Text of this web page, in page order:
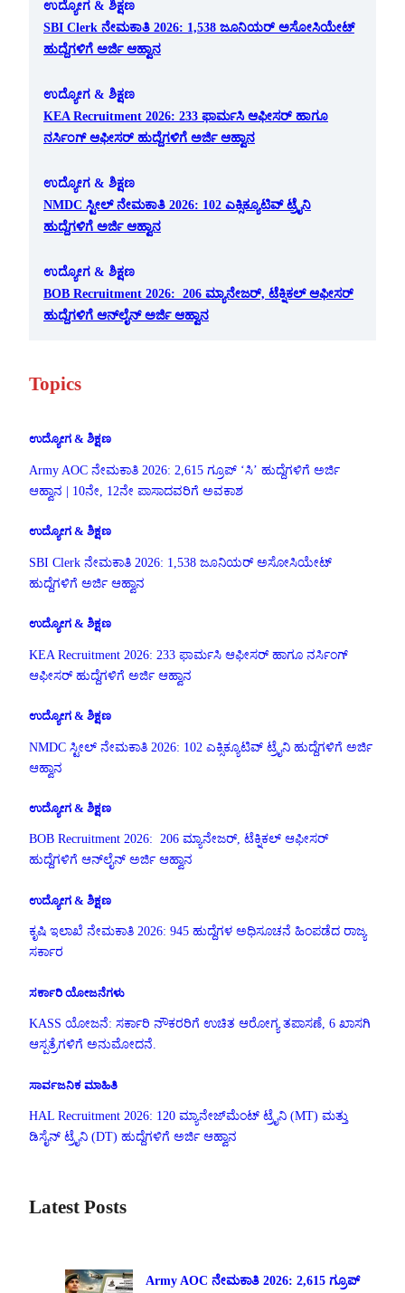
ಉದ್ಯೋಗ & ಶಿಕ್ಷಣ
SBI Clerk ನೇಮಕಾತಿ 2026: 1,538 ಜೂನಿಯರ್ ಅಸೋಸಿಯೇಟ್
ಹುದ್ದೆಗಳಿಗೆ ಅರ್ಜಿ ಆಹ್ವಾನ
ಉದ್ಯೋಗ & ಶಿಕ್ಷಣ
KEA Recruitment 2026: 233 ಫಾರ್ಮಸಿ ಆಫೀಸರ್ ಹಾಗೂ
ನರ್ಸಿಂಗ್ ಆಫೀಸರ್ ಹುದ್ದೆಗಳಿಗೆ ಅರ್ಜಿ ಆಹ್ವಾನ
ಉದ್ಯೋಗ & ಶಿಕ್ಷಣ
NMDC ಸ್ಟೀಲ್ ನೇಮಕಾತಿ 2026: 102 ಎಕ್ಸಿಕ್ಯೂಟಿವ್ ಟ್ರೈನಿ
ಹುದ್ದೆಗಳಿಗೆ ಅರ್ಜಿ ಆಹ್ವಾನ
ಉದ್ಯೋಗ & ಶಿಕ್ಷಣ
BOB Recruitment 2026: 206 ಮ್ಯಾನೇಜರ್, ಟೆಕ್ನಿಕಲ್ ಆಫೀಸರ್
ಹುದ್ದೆಗಳಿಗೆ ಆನ್‌ಲೈನ್ ಅರ್ಜಿ ಆಹ್ವಾನ
Topics
ಉದ್ಯೋಗ & ಶಿಕ್ಷಣ
Army AOC ನೇಮಕಾತಿ 2026: 2,615 ಗ್ರೂಪ್ ‘ಸಿ’ ಹುದ್ದೆಗಳಿಗೆ ಅರ್ಜಿ
ಆಹ್ವಾನ | 10ನೇ, 12ನೇ ಪಾಸಾದವರಿಗೆ ಅವಕಾಶ
ಉದ್ಯೋಗ & ಶಿಕ್ಷಣ
SBI Clerk ನೇಮಕಾತಿ 2026: 1,538 ಜೂನಿಯರ್ ಅಸೋಸಿಯೇಟ್
ಹುದ್ದೆಗಳಿಗೆ ಅರ್ಜಿ ಆಹ್ವಾನ
ಉದ್ಯೋಗ & ಶಿಕ್ಷಣ
KEA Recruitment 2026: 233 ಫಾರ್ಮಸಿ ಆಫೀಸರ್ ಹಾಗೂ ನರ್ಸಿಂಗ್
ಆಫೀಸರ್ ಹುದ್ದೆಗಳಿಗೆ ಅರ್ಜಿ ಆಹ್ವಾನ
ಉದ್ಯೋಗ & ಶಿಕ್ಷಣ
NMDC ಸ್ಟೀಲ್ ನೇಮಕಾತಿ 2026: 102 ಎಕ್ಸಿಕ್ಯೂಟಿವ್ ಟ್ರೈನಿ ಹುದ್ದೆಗಳಿಗೆ ಅರ್ಜಿ
ಆಹ್ವಾನ
ಉದ್ಯೋಗ & ಶಿಕ್ಷಣ
BOB Recruitment 2026: 206 ಮ್ಯಾನೇಜರ್, ಟೆಕ್ನಿಕಲ್ ಆಫೀಸರ್
ಹುದ್ದೆಗಳಿಗೆ ಆನ್‌ಲೈನ್ ಅರ್ಜಿ ಆಹ್ವಾನ
ಉದ್ಯೋಗ & ಶಿಕ್ಷಣ
ಕೃಷಿ ಇಲಾಖೆ ನೇಮಕಾತಿ 2026: 945 ಹುದ್ದೆಗಳ ಅಧಿಸೂಚನೆ ಹಿಂಪಡೆದ ರಾಜ್ಯ
ಸರ್ಕಾರ
ಸರ್ಕಾರಿ ಯೋಜನೆಗಳು
KASS ಯೋಜನೆ: ಸರ್ಕಾರಿ ನೌಕರರಿಗೆ ಉಚಿತ ಆರೋಗ್ಯ ತಪಾಸಣೆ, 6 ಖಾಸಗಿ
ಆಸ್ಪತ್ರೆಗಳಿಗೆ ಅನುಮೋದನೆ.
ಸಾರ್ವಜನಿಕ ಮಾಹಿತಿ
HAL Recruitment 2026: 120 ಮ್ಯಾನೇಜ್‌ಮೆಂಟ್ ಟ್ರೈನಿ (MT) ಮತ್ತು
ಡಿಸೈನ್ ಟ್ರೈನಿ (DT) ಹುದ್ದೆಗಳಿಗೆ ಅರ್ಜಿ ಆಹ್ವಾನ
Latest Posts
Army AOC ನೇಮಕಾತಿ 2026: 2,615 ಗ್ರೂಪ್